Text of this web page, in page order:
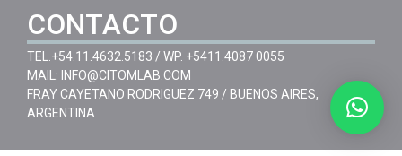
CONTACTO
TEL. +54.11.4632.5183 / WP. +5411.4087 0055
MAIL: INFO@CITOMLAB.COM
FRAY CAYETANO RODRIGUEZ 749 / BUENOS AIRES,
ARGENTINA